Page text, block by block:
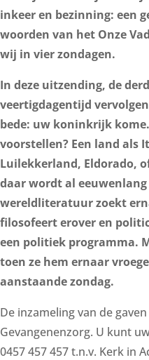
inkeer en bezinning: een
woorden van het Onze
wij in vier zondagen.
In deze uitzending, de
veertigdagentijd
bede: uw koninkrijk
voorstellen? Een land als
Luilekkerland, Eldorado,
daar wordt al
wereldliteratuur zoekt
filosofeert erover en
een politiek programma.
toen ze hem ernaar
aanstaande zondag.
De inzameling van de
Gevangenenzorg. U kunt
0457 457 457 t.n.v. Kerk in